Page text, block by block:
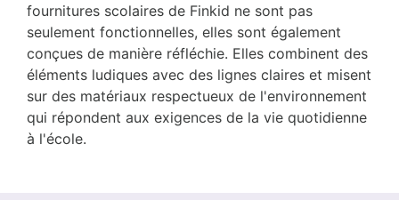
fournitures scolaires de Finkid ne sont pas
seulement fonctionnelles, elles sont également
conçues de manière réfléchie. Elles combinent des
éléments ludiques avec des lignes claires et misent
sur des matériaux respectueux de l'environnement
qui répondent aux exigences de la vie quotidienne
à l'école.